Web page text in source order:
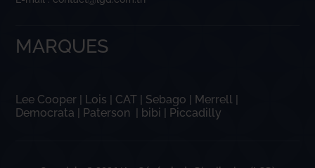
MARQUES
Lee Cooper | Lois | CAT | Sebago | Merrell |
Democrata | Paterson | bibi | Piccadilly